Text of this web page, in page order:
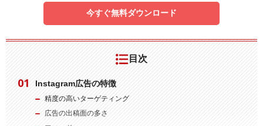
今すぐ無料ダウンロード
目次
Instagram広告の特徴
精度の高いターゲティング
広告の出稿面の多さ